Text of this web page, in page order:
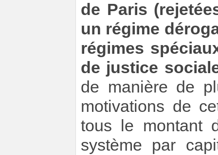
de Paris
un régime
régimes
de justice
de manière de
motivations de
tous le montant
système par